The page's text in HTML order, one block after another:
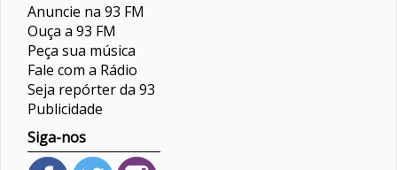
Anuncie na 93 FM
Ouça a 93 FM
Peça sua música
Fale com a Rádio
Seja repórter da 93
Publicidade
Siga-nos